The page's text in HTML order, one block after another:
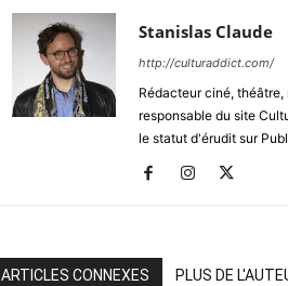
Stanislas Claude
http://culturaddict.com/
Rédacteur ciné,
responsable du site
le statut d'érudit sur
ARTICLES CONNEXES PLUS DE